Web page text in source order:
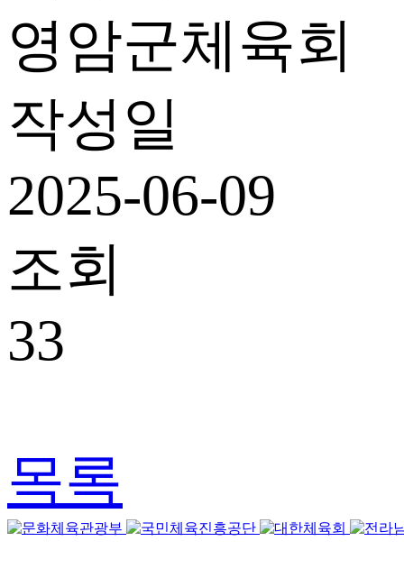
영암군체육회
작성일
2025-06-09
조회
33
목록